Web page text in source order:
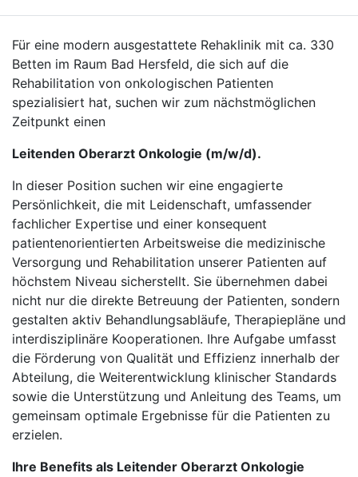
Für eine modern ausgestattete Rehaklinik mit ca. 330
Betten im Raum Bad Hersfeld, die sich auf die
Rehabilitation von onkologischen Patienten
spezialisiert hat, suchen wir zum nächstmöglichen
Zeitpunkt einen
Leitenden Oberarzt Onkologie (m/w/d).
In dieser Position suchen wir eine engagierte
Persönlichkeit, die mit Leidenschaft, umfassender
fachlicher Expertise und einer konsequent
patientenorientierten Arbeitsweise die medizinische
Versorgung und Rehabilitation unserer Patienten auf
höchstem Niveau sicherstellt. Sie übernehmen dabei
nicht nur die direkte Betreuung der Patienten, sondern
gestalten aktiv Behandlungsabläufe, Therapiepläne und
interdisziplinäre Kooperationen. Ihre Aufgabe umfasst
die Förderung von Qualität und Effizienz innerhalb der
Abteilung, die Weiterentwicklung klinischer Standards
sowie die Unterstützung und Anleitung des Teams, um
gemeinsam optimale Ergebnisse für die Patienten zu
erzielen.
Ihre Benefits als Leitender Oberarzt Onkologie